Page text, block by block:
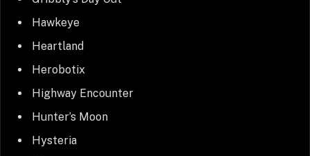
Hawkeye
Heartland
Herobotix
Highway Encounter
Hunter’s Moon
Hysteria